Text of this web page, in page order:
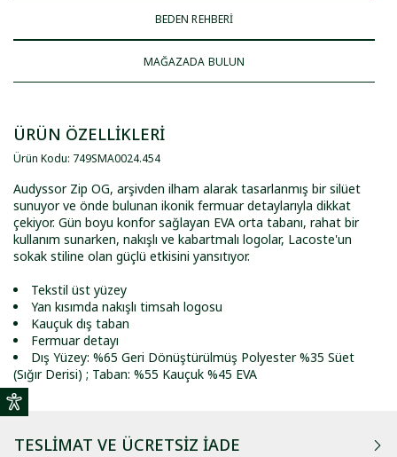
BEDEN REHBERİ
MAĞAZADA BULUN
ÜRÜN ÖZELLİKLERİ
Ürün Kodu: 749SMA0024.454
Audyssor Zip OG, arşivden ilham alarak tasarlanmış bir silüet
sunuyor ve önde bulunan ikonik fermuar detaylarıyla dikkat
çekiyor. Gün boyu konfor sağlayan EVA orta tabanı, rahat bir
kullanım sunarken, nakışlı ve kabartmalı logolar, Lacoste'un
sokak stiline olan güçlü etkisini yansıtıyor.
Tekstil üst yüzey
Yan kısımda nakışlı timsah logosu
Kauçuk dış taban
Fermuar detayı
Dış Yüzey: %65 Geri Dönüştürülmüş Polyester %35 Süet
(Sığır Derisi) ; Taban: %55 Kauçuk %45 EVA
TESLIMAT VE ÜCRETSIZ İADE